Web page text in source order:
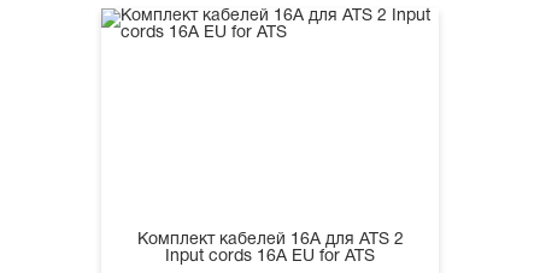
Комплект кабелей 16А для ATS 2
Input cords 16A EU for ATS